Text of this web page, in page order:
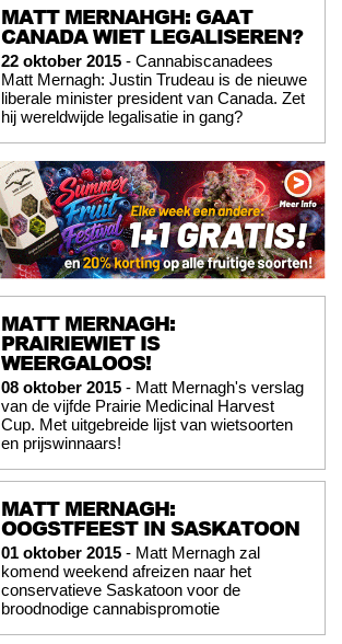
MATT MERNAHGH: GAAT
CANADA WIET LEGALISEREN?
22 oktober 2015 - Cannabiscanadees
Matt Mernagh: Justin Trudeau is de nieuwe
liberale minister president van Canada. Zet
hij wereldwijde legalisatie in gang?
MATT MERNAGH:
PRAIRIEWIET IS
WEERGALOOS!
08 oktober 2015 - Matt Mernagh's verslag
van de vijfde Prairie Medicinal Harvest
Cup. Met uitgebreide lijst van wietsoorten
en prijswinnaars!
MATT MERNAGH:
OOGSTFEEST IN SASKATOON
01 oktober 2015 - Matt Mernagh zal
komend weekend afreizen naar het
conservatieve Saskatoon voor de
broodnodige cannabispromotie